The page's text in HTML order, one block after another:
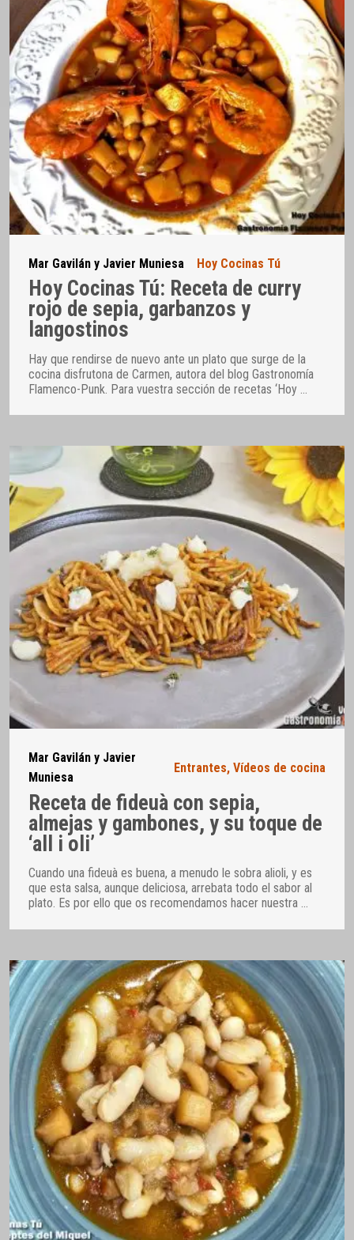
Mar Gavilán y Javier Muniesa Hoy Cocinas Tú
Hoy Cocinas Tú: Receta de curry
rojo de sepia, garbanzos y
langostinos
Hay que rendirse de nuevo ante un plato que surge de la
cocina disfrutona de Carmen, autora del blog Gastronomía
Flamenco-Punk. Para vuestra sección de recetas ‘Hoy
Mar Gavilán y Javier
Muniesa
Entrantes, Vídeos de cocina
Receta de fideuà con sepia,
almejas y gambones, y su toque de
‘all i oli’
Cuando una fideuà es buena, a menudo le sobra alioli, y es
que esta salsa, aunque deliciosa, arrebata todo el sabor al
plato. Es por ello que os recomendamos hacer nuestra …